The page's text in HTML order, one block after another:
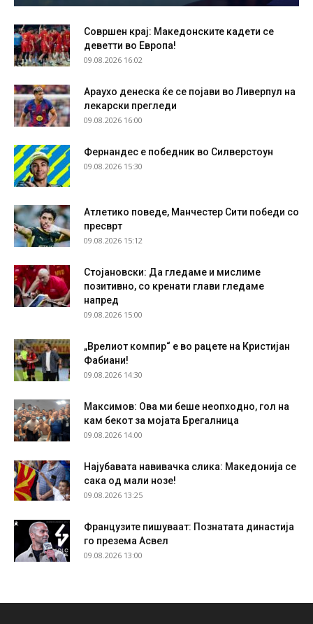
Совршен крај: Македонските кадети се
деветти во Европа!
09.08.2026 16:02
Араухо денеска ќе се појави во Ливерпул на
лекарски прегледи
09.08.2026 16:00
Фернандес е победник во Силверстоун
09.08.2026 15:30
Атлетико поведе, Манчестер Сити победи со
пресврт
09.08.2026 15:12
Стојановски: Да гледаме и мислиме
позитивно, со кренати глави гледаме
напред
09.08.2026 15:00
„Врелиот компир“ е во рацете на Кристијан
Фабиани!
09.08.2026 14:30
Максимов: Ова ми беше неопходно, гол на
кам бекот за мојата Брегалница
09.08.2026 14:00
Најубавата навивачка слика: Македонија се
сака од мали нозе!
09.08.2026 13:25
Французите пишуваат: Познатата династија
го презема Асвел
09.08.2026 13:00